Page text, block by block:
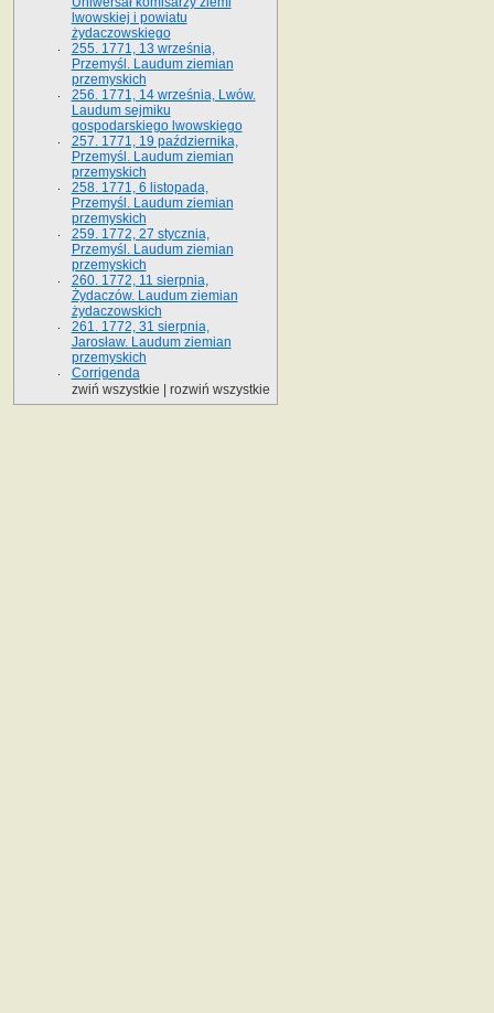
lwowskiej i powiatu
żydaczowskiego
255. 1771, 13 września,
Przemyśl. Laudum ziemian
przemyskich
256. 1771, 14 września, Lwów.
Laudum sejmiku
gospodarskiego lwowskiego
257. 1771, 19 października,
Przemyśl. Laudum ziemian
przemyskich
258. 1771, 6 listopada,
Przemyśl. Laudum ziemian
przemyskich
259. 1772, 27 stycznia,
Przemyśl. Laudum ziemian
przemyskich
260. 1772, 11 sierpnia,
Żydaczów. Laudum ziemian
żydaczowskich
261. 1772, 31 sierpnia,
Jarosław. Laudum ziemian
przemyskich
Corrigenda
zwiń wszystkie
rozwiń wszystkie